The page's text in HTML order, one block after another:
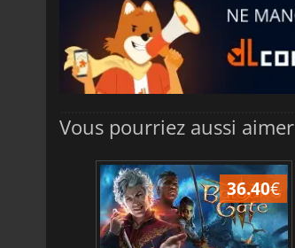
Vous pourriez aussi aimer
36.40€